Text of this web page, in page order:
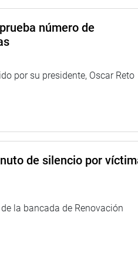
del Interior, Juan Santiváñez
que afecta a esa parte del
que el Grupo Especial Contra
el parlamentario preocupado
Trujillo que están vinculados a
que en las últimas
quien abordó la problemática
número de
por su presidente, Oscar Reto
de silencio por
la bancada de Renovación